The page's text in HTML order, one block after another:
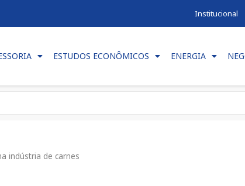
Institucional
ESTUDOS ECONÔMICOS ENERGIA
indústria de carnes